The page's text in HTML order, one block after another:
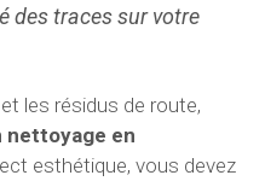
des traces sur votre
les résidus de route,
nettoyage en
esthétique, vous devez